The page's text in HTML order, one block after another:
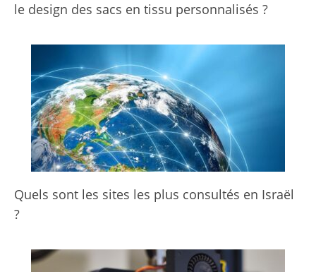
le design des sacs en tissu personnalisés ?
Quels sont les sites les plus consultés en Israël
?